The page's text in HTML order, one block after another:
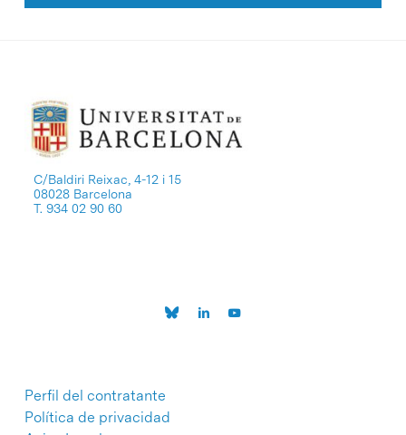
C/Baldiri Reixac, 4-12 i 15
08028 Barcelona
T. 934 02 90 60
Perfil del contratante
Política de privacidad